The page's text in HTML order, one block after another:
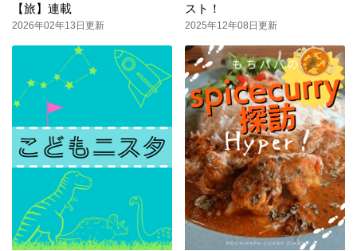
【旅】連載
2026年02年13日更新
スト！
2025年12年08日更新